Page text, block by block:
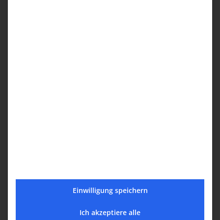
Իրադարձություն Կատեգորիաներ:
Einwilligung speichern
Ich akzeptiere alle